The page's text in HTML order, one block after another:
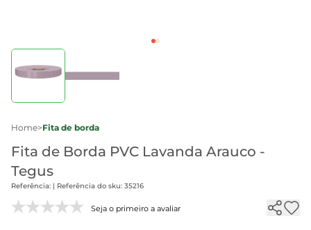
Home>Fita de borda
Fita de Borda PVC Lavanda Arauco -
Tegus
Referência: | Referência do sku: 35216
Seja o primeiro a avaliar